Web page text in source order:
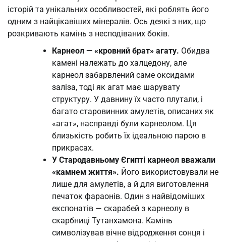
історій та унікальних особливостей, які роблять його
одним з найцікавіших мінералів. Ось деякі з них, що
розкривають камінь з несподіваних боків.
Карнеол — «кровний брат» агату. Обидва
камені належать до халцедону, але
карнеол забарвлений саме оксидами
заліза, тоді як агат має шарувату
структуру. У давнину їх часто плутали, і
багато старовинних амулетів, описаних як
«агат», насправді були карнеолом. Ця
близькість робить їх ідеальною парою в
прикрасах.
У Стародавньому Єгипті карнеол вважали
«камнем життя». Його використовували не
лише для амулетів, а й для виготовлення
печаток фараонів. Один з найвідоміших
експонатів — скарабей з карнеолу в
скарбниці Тутанхамона. Камінь
символізував вічне відродження сонця і